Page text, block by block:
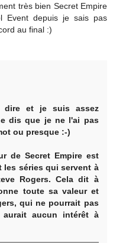
très bien Secret Empire
Event depuis je sais pas
au final :)
et je suis assez
dis que je ne l'ai pas
ou presque :-)
de Secret Empire est
séries qui servent à
Rogers. Cela dit à
toute sa valeur et
qui ne pourrait pas
aucun intérêt à